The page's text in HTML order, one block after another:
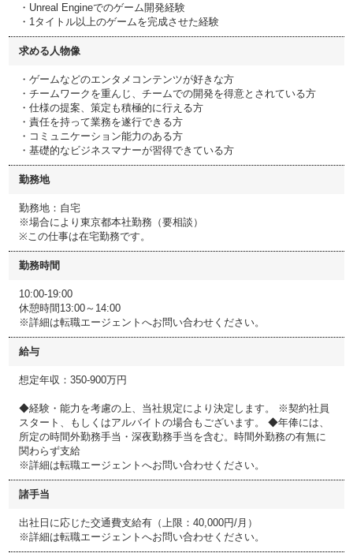
・Unreal Engineでのゲーム開発経験
・1タイトル以上のゲームを完成させた経験
求める人物像
・ゲームなどのエンタメコンテンツが好きな方
・チームワークを重んじ、チームでの開発を得意とされている方
・仕様の提案、策定も積極的に行える方
・責任を持って業務を遂行できる方
・コミュニケーション能力のある方
・基礎的なビジネスマナーが習得できている方
勤務地
勤務地：自宅
※場合により東京都本社勤務（要相談）
※この仕事は在宅勤務です。
勤務時間
10:00-19:00
休憩時間13:00～14:00
※詳細は転職エージェントへお問い合わせください。
給与
想定年収：350-900万円
◆経験・能力を考慮の上、当社規定により決定します。 ※契約社員
スタート、もしくはアルバイトの場合もございます。 ◆年俸には、
所定の時間外勤務手当・深夜勤務手当を含む。時間外勤務の有無に
関わらず支給
※詳細は転職エージェントへお問い合わせください。
諸手当
出社日に応じた交通費支給有（上限：40,000円/月）
※詳細は転職エージェントへお問い合わせください。